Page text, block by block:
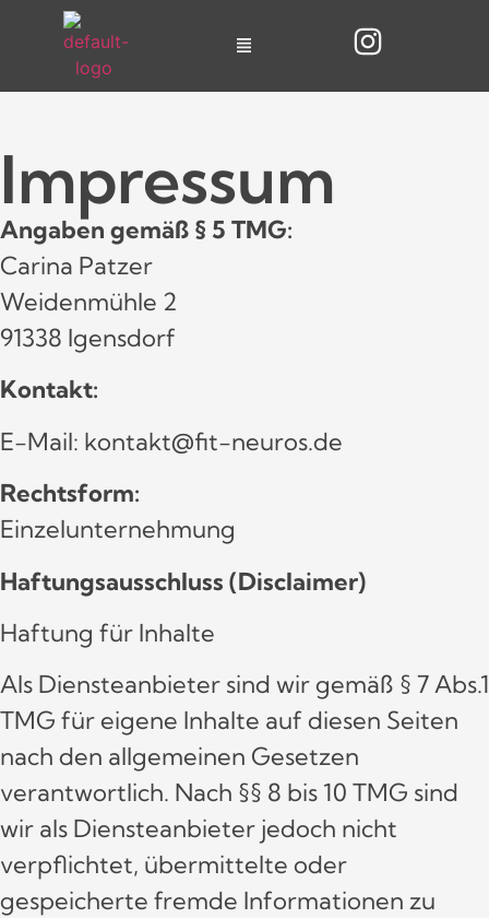
Impressum
Angaben gemäß § 5 TMG:
Carina Patzer
Weidenmühle 2
91338 Igensdorf
Kontakt:
E-Mail: kontakt@fit-neuros.de
Rechtsform:
Einzelunternehmung
Haftungsausschluss (Disclaimer)
Haftung für Inhalte
Als Diensteanbieter sind wir gemäß § 7 Abs.1
TMG für eigene Inhalte auf diesen Seiten
nach den allgemeinen Gesetzen
verantwortlich. Nach §§ 8 bis 10 TMG sind
wir als Diensteanbieter jedoch nicht
verpflichtet, übermittelte oder
gespeicherte fremde Informationen zu